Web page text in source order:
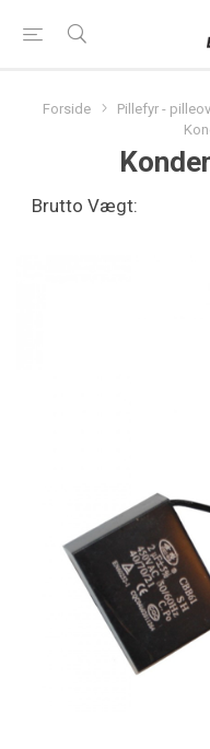
Forside Pillefyr -
Brutto Vægt: